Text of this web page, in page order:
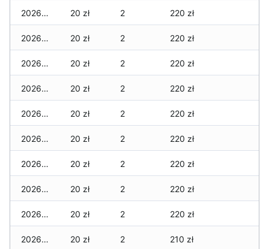
2026-03-26 20 zł 2 220 zł
2026-03-25 20 zł 2 220 zł
2026-03-24 20 zł 2 220 zł
2026-03-23 20 zł 2 220 zł
2026-03-22 20 zł 2 220 zł
2026-03-21 20 zł 2 220 zł
2026-03-20 20 zł 2 220 zł
2026-03-19 20 zł 2 220 zł
2026-03-18 20 zł 2 220 zł
2026-03-17 20 zł 2 210 zł